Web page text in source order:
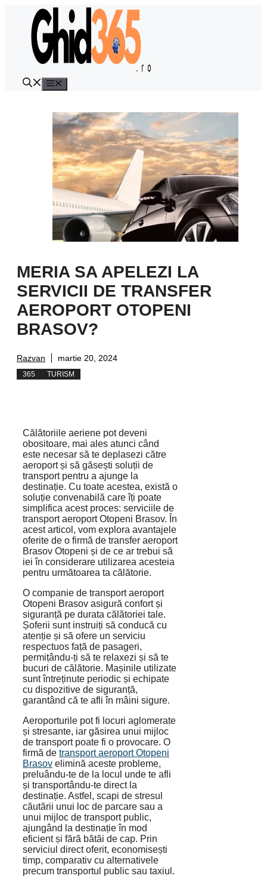
conținut
MERIA SA APELEZI LA
SERVICII DE TRANSFER
AEROPORT OTOPENI
BRASOV?
Razvan martie 20, 2024
365 TURISM
Călătoriile aeriene pot deveni
obositoare, mai ales atunci când
este necesar să te deplasezi către
aeroport și să găsești soluții de
transport pentru a ajunge la
destinație. Cu toate acestea, există o
soluție convenabilă care îți poate
simplifica acest proces: serviciile de
transport aeroport Otopeni Brasov. În
acest articol, vom explora avantajele
oferite de o firmă de transfer aeroport
Brasov Otopeni și de ce ar trebui să
iei în considerare utilizarea acesteia
pentru următoarea ta călătorie.
O companie de transport aeroport
Otopeni Brasov asigură confort și
siguranță pe durata călătoriei tale.
Șoferii sunt instruiți să conducă cu
atenție și să ofere un serviciu
respectuos față de pasageri,
permițându-ți să te relaxezi și să te
bucuri de călătorie. Mașinile utilizate
sunt întreținute periodic și echipate
cu dispozitive de siguranță,
garantând că te afli în mâini sigure.
Aeroporturile pot fi locuri aglomerate
și stresante, iar găsirea unui mijloc
de transport poate fi o provocare. O
firmă de transport aeroport Otopeni
Brasov elimină aceste probleme,
preluându-te de la locul unde te afli
și transportându-te direct la
destinație. Astfel, scapi de stresul
căutării unui loc de parcare sau a
unui mijloc de transport public,
ajungând la destinație în mod
eficient și fără bătăi de cap. Prin
serviciul direct oferit, economisești
timp, comparativ cu alternativele
precum transportul public sau taxiul.